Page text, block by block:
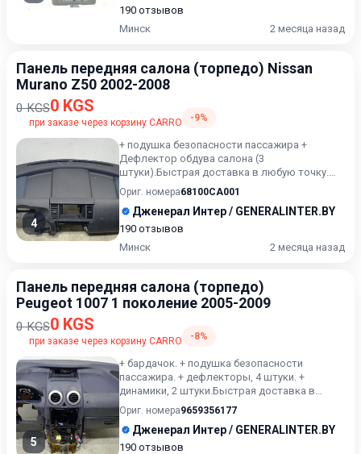
190 отзывов
Минск
2 месяца назад
Панель передняя салона (торпедо) Nissan
Murano Z50 2002-2008
0 KGS0 KGS
при заказе через корзину CARRO -9%
4
+ подушка безопасности пассажира +
Дефлектор обдува салона (3
штуки).Быстрая доставка в любую точку.
Возможность расчета карточкой. Рассрочк...
Ориг. номера68100CA001
Дженерал Интер / GENERALINTER.BY
190 отзывов
Минск
2 месяца назад
Панель передняя салона (торпедо)
Peugeot 1007 1 поколение 2005-2009
0 KGS0 KGS
при заказе через корзину CARRO -8%
5
+ бардачок. + подушка безопасности
пассажира. + дефлекторы, 4 штуки. +
динамики, 2 штуки.Быстрая доставка в
любую точку. Возможность расчета...
Ориг. номера9659356177
Дженерал Интер / GENERALINTER.BY
190 отзывов